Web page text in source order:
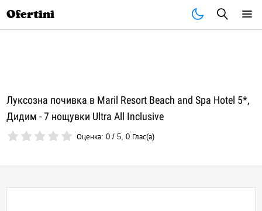
Ofertini
Луксозна почивка в Maril Resort Beach and Spa Hotel 5*,
Дидим - 7 нощувки Ultra All Inclusive
Оценка:0 /5,0 Глас(а)